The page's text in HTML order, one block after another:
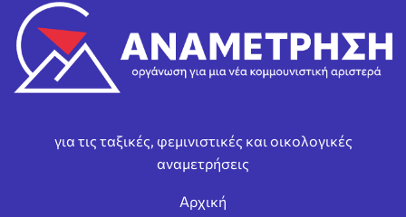
για τις ταξικές, φεμινιστικές και οικολογικές
αναμετρήσεις
Αρχική